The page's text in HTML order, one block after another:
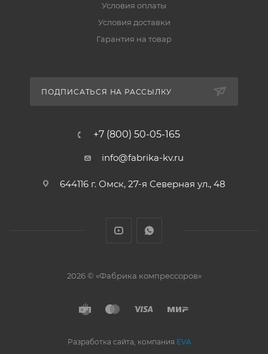
Условия оплаты
Условия доставки
Гарантия на товар
ПОДПИСАТЬСЯ НА РАССЫЛКУ
+7 (800) 50-05-165
info@fabrika-kv.ru
644116 г. Омск, 27-я Северная ул., 48
2026 © «Фабрика компрессоров»
Разработка сайта, компания EVA